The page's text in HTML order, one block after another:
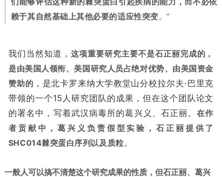
赖于其自然基础上其他必要的适应性突变。”
我们当然知道， 这项重要研究主要不是石正丽完成的，
是由美国人领衔、美国研究人员占绝对优势、由美国资金
赞助的 ，是北卡罗来纳大学教堂山分校拉尔夫·巴里克
带领的一个15人研究团队的成果，但在这个团队论文
的署名中，写着武汉病毒所的葛兴义、石正丽。在作
者贡献中，葛兴义负责假型实验，石正丽提供了
SHC014棘突蛋白序列以及质粒。
一般人可以搞不清楚这个研究成果的性质，但石正丽、葛兴